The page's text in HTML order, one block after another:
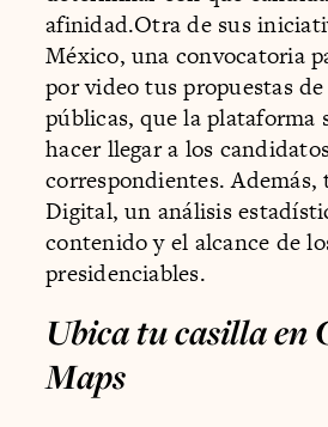
afinidad.Otra de sus
México, una convocatoria
por video tus propuestas
públicas, que la plataforma
hacer llegar a los
correspondientes. Además,
Digital, un análisis
contenido y el alcance de
presidenciables.
Ubica tu casilla en
Maps